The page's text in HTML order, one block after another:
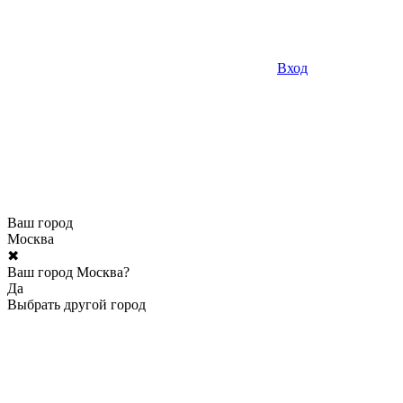
Вход
Ваш город
Москва
✖
Ваш город Москва?
Да
Выбрать другой город